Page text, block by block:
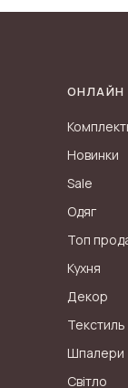
ОНЛАЙН
Новинки
Sale
Одяг
Топ
Кухня
Декор
Текстиль
Шпалери
Світло